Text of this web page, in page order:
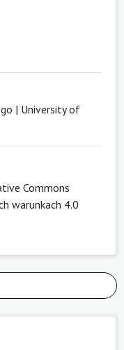
| University of
Commons
warunkach 4.0